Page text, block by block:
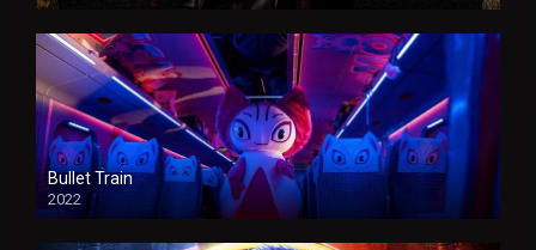
Bullet Train
2022